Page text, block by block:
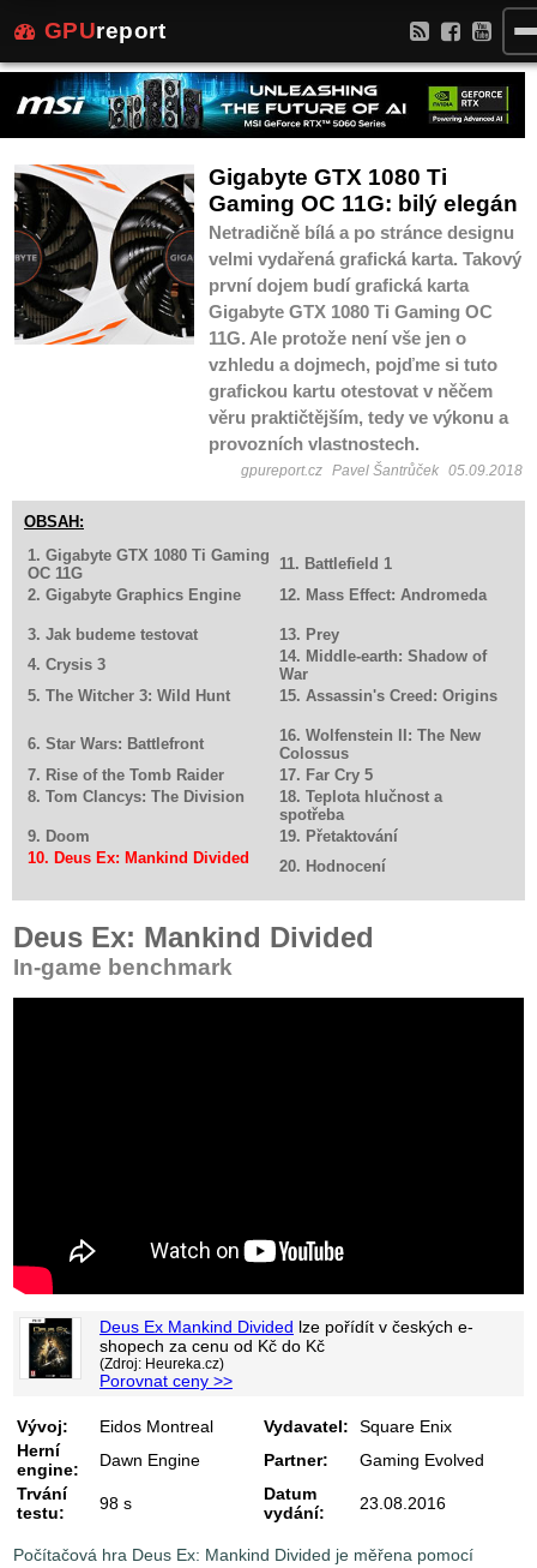
GPUreport
Gigabyte GTX 1080 Ti
Gaming OC 11G: bilý elegán
Netradičně bílá a po stránce designu
velmi vydařená grafická karta. Takový
první dojem budí grafická karta
Gigabyte GTX 1080 Ti Gaming OC
11G. Ale protože není vše jen o
vzhledu a dojmech, pojďme si tuto
grafickou kartu otestovat v něčem
věru praktičtějším, tedy ve výkonu a
provozních vlastnostech.
gpureport.cz Pavel Šantrůček 05.09.2018
OBSAH:
1. Gigabyte GTX 1080 Ti Gaming
OC 11G
11. Battlefield 1
2. Gigabyte Graphics Engine
12. Mass Effect: Andromeda
3. Jak budeme testovat
13. Prey
4. Crysis 3
14. Middle-earth: Shadow of
War
5. The Witcher 3: Wild Hunt
15. Assassin's Creed: Origins
6. Star Wars: Battlefront
16. Wolfenstein II: The New
Colossus
7. Rise of the Tomb Raider
17. Far Cry 5
8. Tom Clancys: The Division
18. Teplota hlučnost a
spotřeba
9. Doom
19. Přetaktování
10. Deus Ex: Mankind Divided
20. Hodnocení
Deus Ex: Mankind Divided
In-game benchmark
Deus Ex Mankind Divided lze pořídít v českých e-
shopech za cenu od Kč do Kč
(Zdroj: Heureka.cz)
Porovnat ceny >>
Vývoj: Eidos Montreal Vydavatel:
Square Enix
Herní
engine:
Dawn Engine Partner:
Gaming Evolved
Trvání
testu:
98 s
Datum
vydání:
23.08.2016
Počítačová hra Deus Ex: Mankind Divided je měřena pomocí